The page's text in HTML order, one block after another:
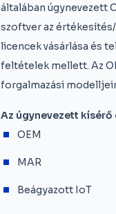
általában úgynevezett
szoftver az értékesítés/
licencek vásárlása és
feltételek mellett. Az
forgalmazási
Az úgynevezett
OEM
MAR
Beágyazott IoT